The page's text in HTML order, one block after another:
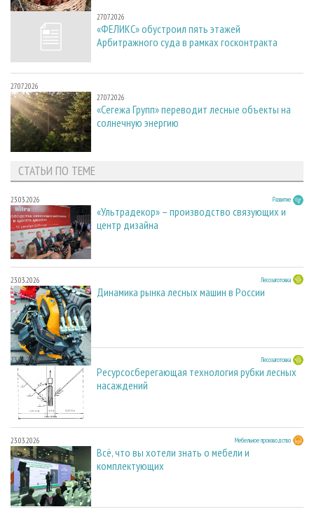
27.07.2026
27.07.2026
«ФЕЛИКС» обустроил пять этажей
Арбитражного суда в рамках госконтракта
27.07.2026
27.07.2026
«Сегежа Групп» переводит лесные объекты на
солнечную энергию
СТАТЬИ ПО ТЕМЕ
23.03.2026 Развитие
«Ультрадекор» – производство связующих и
центр дизайна
23.03.2026 Лесозаготовка
Динамика рынка лесных машин в России
23.03.2026 Лесозаготовка
Ресурсосберегающая технология рубки лесных
насаждений
23.03.2026 Мебельное производство
Всё, что вы хотели знать о мебели и
комплектующих